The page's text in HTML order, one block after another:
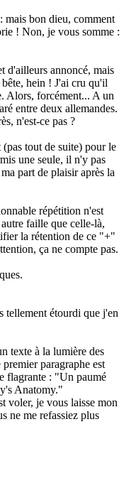
mais bon dieu, comment
! Non, je vous somme :
d'ailleurs annoncé, mais
hein ! J'ai cru qu'il
Alors, forcément... A un
entre deux allemandes.
n'est-ce pas ?
tout de suite) pour le
une seule, il n'y pas
part de plaisir après la
répétition n'est
faille que celle-là,
la rétention de ce "+"
ça ne compte pas.
tellement étourdi que j'en
texte à la lumière des
paragraphe est
flagrante : "Un paumé
Anatomy."
voler, je vous laisse mon
ne me refassiez plus